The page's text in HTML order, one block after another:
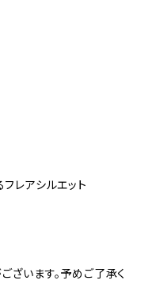
レアシルエット
ざいます。予めご了承く